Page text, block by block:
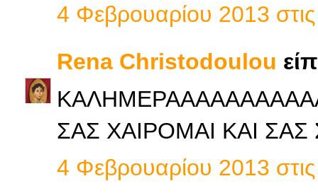
4 Φεβρουαρίου 2013
Rena Christodoulou
ΣΑΣ ΧΑΙΡΟΜΑΙ ΚΑΙ ΣΑΣ
4 Φεβρουαρίου 2013